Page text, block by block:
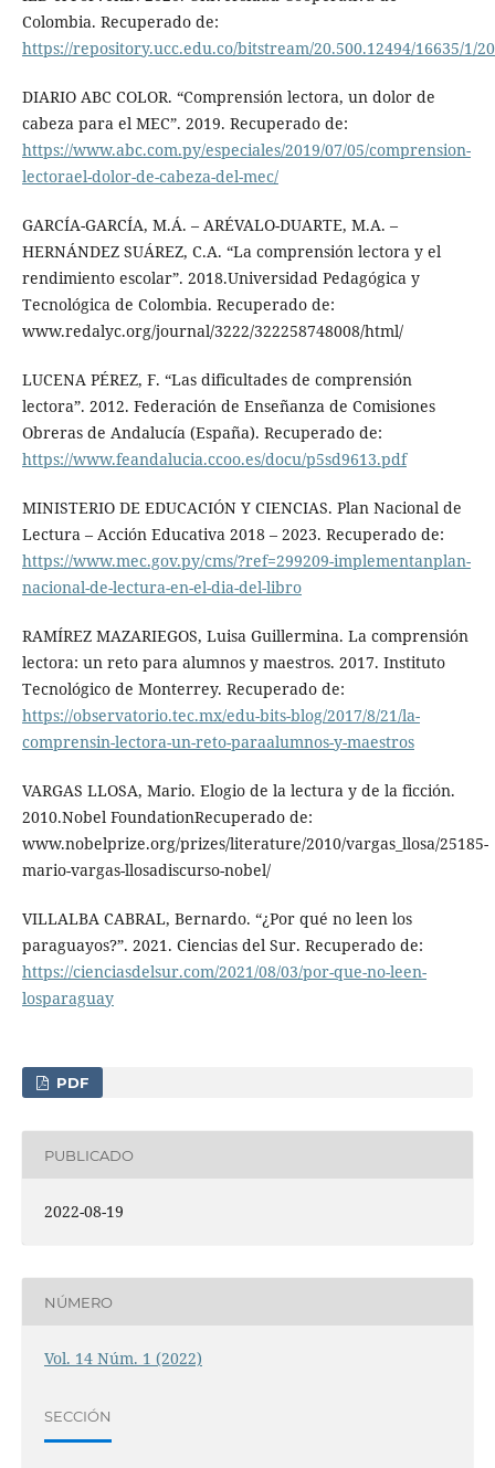
Colombia. Recuperado de:
https://repository.ucc.edu.co/bitstream/20.500.12494/16635/1/
DIARIO ABC COLOR. “Comprensión lectora, un dolor de
cabeza para el MEC”. 2019. Recuperado de:
https://www.abc.com.py/especiales/2019/07/05/comprension-
lectorael-dolor-de-cabeza-del-mec/
GARCÍA-GARCÍA, M.Á. – ARÉVALO-DUARTE, M.A. –
HERNÁNDEZ SUÁREZ, C.A. “La comprensión lectora y el
rendimiento escolar”. 2018.Universidad Pedagógica y
Tecnológica de Colombia. Recuperado de:
www.redalyc.org/journal/3222/322258748008/html/
LUCENA PÉREZ, F. “Las dificultades de comprensión
lectora”. 2012. Federación de Enseñanza de Comisiones
Obreras de Andalucía (España). Recuperado de:
https://www.feandalucia.ccoo.es/docu/p5sd9613.pdf
MINISTERIO DE EDUCACIÓN Y CIENCIAS. Plan Nacional de
Lectura – Acción Educativa 2018 – 2023. Recuperado de:
https://www.mec.gov.py/cms/?ref=299209-implementanplan-
nacional-de-lectura-en-el-dia-del-libro
RAMÍREZ MAZARIEGOS, Luisa Guillermina. La comprensión
lectora: un reto para alumnos y maestros. 2017. Instituto
Tecnológico de Monterrey. Recuperado de:
https://observatorio.tec.mx/edu-bits-blog/2017/8/21/la-
comprensin-lectora-un-reto-paraalumnos-y-maestros
VARGAS LLOSA, Mario. Elogio de la lectura y de la ficción.
2010.Nobel FoundationRecuperado de:
www.nobelprize.org/prizes/literature/2010/vargas_llosa/25185-
mario-vargas-llosadiscurso-nobel/
VILLALBA CABRAL, Bernardo. “¿Por qué no leen los
paraguayos?”. 2021. Ciencias del Sur. Recuperado de:
https://cienciasdelsur.com/2021/08/03/por-que-no-leen-
losparaguay
PDF
PUBLICADO
2022-08-19
NÚMERO
Vol. 14 Núm. 1 (2022)
SECCIÓN